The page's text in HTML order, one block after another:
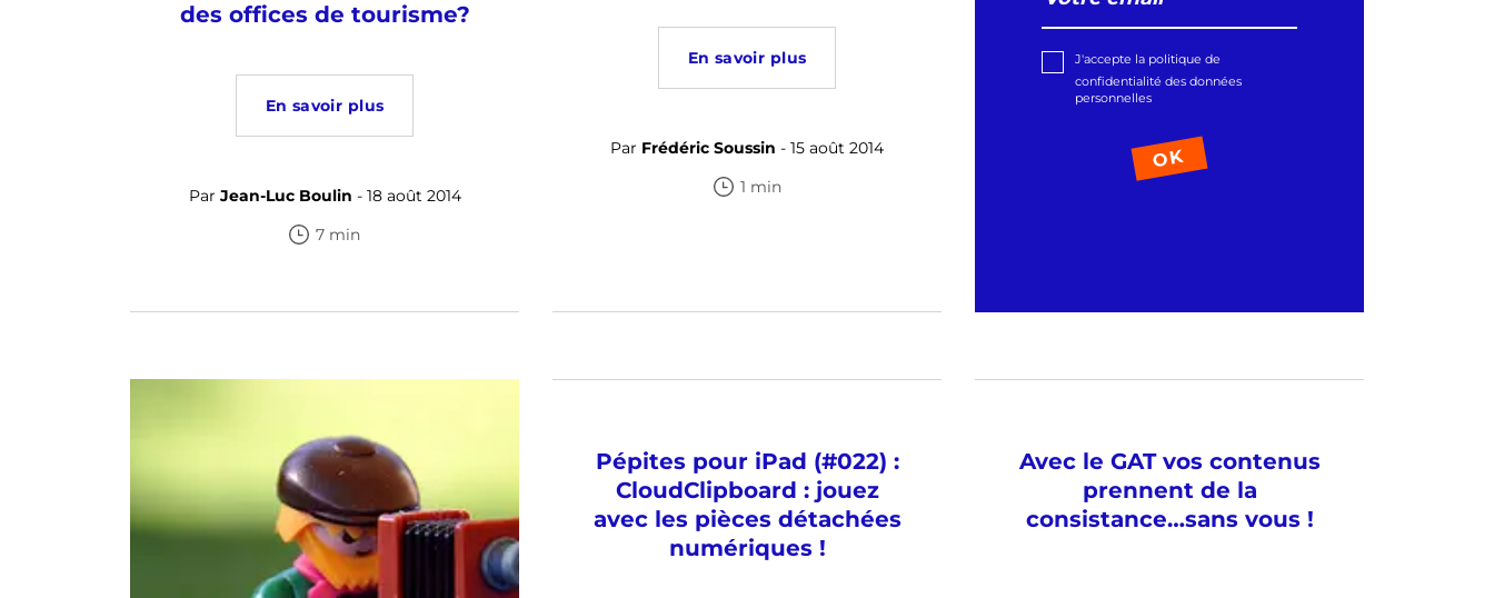
des offices de tourisme?
En savoir plus
Par Jean-Luc Boulin - 18 août 2014
7 min
En savoir plus
Par Frédéric Soussin - 15 août 2014
1 min
J'accepte la politique de
confidentialité des données
personnelles
Pépites pour iPad (#022) :
CloudClipboard : jouez
avec les pièces détachées
numériques !
Avec le GAT vos contenus
prennent de la
consistance…sans vous !